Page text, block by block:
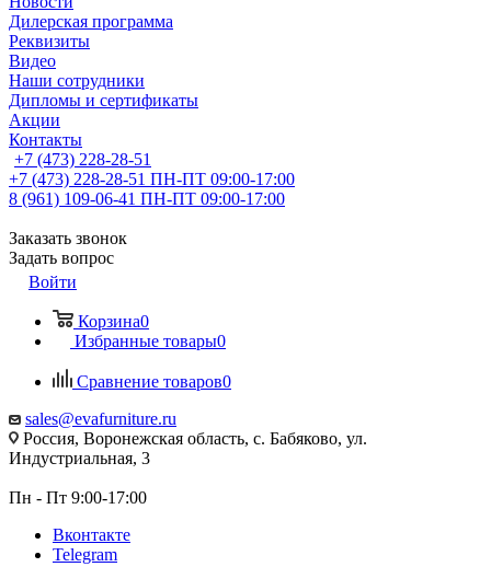
Дилерская программа
Реквизиты
Видео
Наши сотрудники
Дипломы и сертификаты
Акции
Контакты
+7 (473) 228-28-51
+7 (473) 228-28-51 ПН-ПТ 09:00-17:00
8 (961) 109-06-41 ПН-ПТ 09:00-17:00
Заказать звонок
Задать вопрос
Войти
Корзина0
Избранные товары0
Сравнение товаров0
sales@evafurniture.ru
Россия, Воронежская область, с. Бабяково, ул.
Индустриальная, 3
Пн - Пт 9:00-17:00
Вконтакте
Telegram